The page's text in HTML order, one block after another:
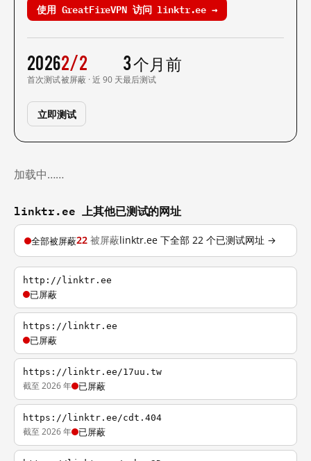
使用 GreatFireVPN 访问 linktr.ee →
2026
首次测试
2/2
被屏蔽 · 近 90 天
3 个月前
最后测试
立即测试
加载中……
linktr.ee 上其他已测试的网址
全部被屏蔽22 被屏蔽linktr.ee 下全部 22 个已测试网址 →
http://linktr.ee
已屏蔽
https://linktr.ee
已屏蔽
https://linktr.ee/17uu.tw
截至 2026 年 已屏蔽
https://linktr.ee/cdt.404
截至 2026 年 已屏蔽